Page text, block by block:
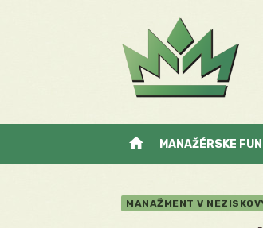
home MANAŽÉRSKE
MANAŽMENT V